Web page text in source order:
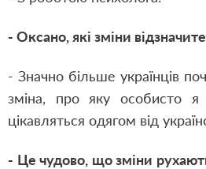
- Оксано, які зміни
- Значно більше українців
зміна, про яку особисто
цікавляться одягом від
- Це чудово, що зміни